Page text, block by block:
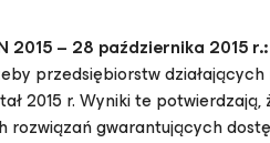
2015 – 28 października 2015 r.:
przedsiębiorstw
2015 r. Wyniki te
rozwiązań gwarantujących